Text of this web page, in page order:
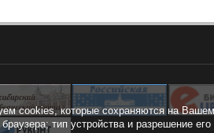
cookies, которые сохраняются на
тип устройства и разрешение